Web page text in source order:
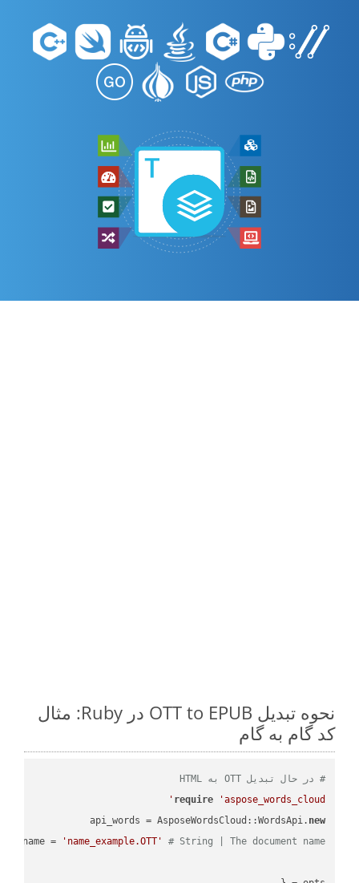
نحوه تبدیل OTT to EPUB در Ruby: مثال
کد گام به گام
# در حال تبدیل OTT به HTML
require
'aspose_words_cloud'
api_words = AsposeWordsCloud::WordsApi. new
name =
'name_example.OTT' # String | The document name.